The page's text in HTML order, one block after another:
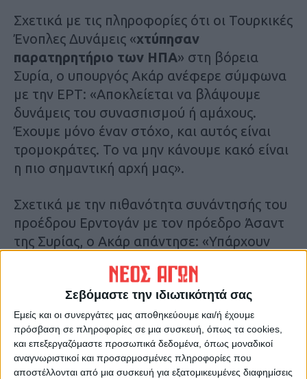
Σεβόμαστε την ιδιωτικότητά σας
Εμείς και οι συνεργάτες μας αποθηκεύουμε και/ή έχουμε
πρόσβαση σε πληροφορίες σε μια συσκευή, όπως τα cookies,
και επεξεργαζόμαστε προσωπικά δεδομένα, όπως μοναδικοί
αναγνωριστικοί και προσαρμοσμένες πληροφορίες που
αποστέλλονται από μια συσκευή για εξατομικευμένες διαφημίσεις
Σχετικά με τις πληροφορίες ότι οι Τουρκικές
Ένοπλες Δυνάμεις «χτύπησαν
παρατηρητήριο των ΗΠΑ» στη βόρεια
Συρία, ο υπουργός Ακάρ ανέφερε σύμφωνα
με την ΕΡΤ: «Αποκλείεται να βλάψουμε
δυνάμεις του συνασπισμού ή αμάχους.
Έχουμε μόνο έναν στόχο, και αυτός είναι
τρομοκράτες. Το να μην κάνουμε κακό είναι
η πιο σημαντική αρχή μας».
Σχετικά με την πιθανότητα συνάντησής του
προέδρου Ερντογάν με τον πρόεδρο Άσαντ
της Συρίας, ο Ακάρ απάντησε: «Υπάρχουν
μεγάλες και μικρές. Αυτές διαμορφώνονται
και τα αποτελέσματα εξετάζονται ανάλογα.
Παρακολουθούμε στενά τις εξελίξεις».
Τονίζοντας ότι η Τουρκία έχει γίνει
υποκείμενο στη διεθνή σκηνή υπό την